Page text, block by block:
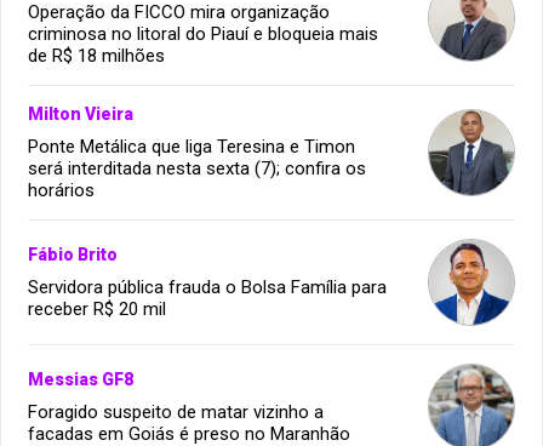
Operação da FICCO mira organização
criminosa no litoral do Piauí e bloqueia mais
de R$ 18 milhões
Milton Vieira
Ponte Metálica que liga Teresina e Timon
será interditada nesta sexta (7); confira os
horários
Fábio Brito
Servidora pública frauda o Bolsa Família para
receber R$ 20 mil
Messias GF8
Foragido suspeito de matar vizinho a
facadas em Goiás é preso no Maranhão